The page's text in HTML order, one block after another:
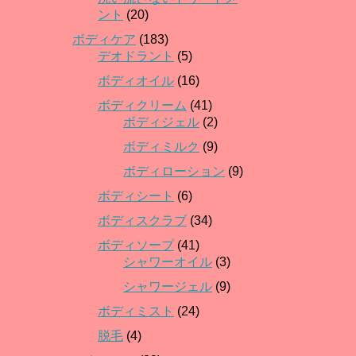
ント (20)
ボディケア (183)
デオドラント (5)
ボディオイル (16)
ボディクリーム (41)
ボディジェル (2)
ボディミルク (9)
ボディローション (9)
ボディシート (6)
ボディスクラブ (34)
ボディソープ(41)
シャワーオイル (3)
シャワージェル (9)
ボディミスト (24)
脱毛 (4)